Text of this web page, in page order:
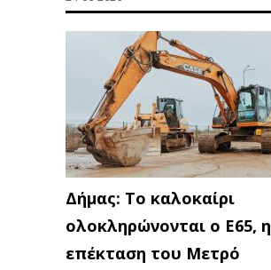
Δήμας: Το καλοκαίρι
ολοκληρώνονται ο Ε65, η
επέκταση του Μετρό